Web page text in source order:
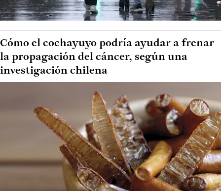
Cómo el cochayuyo podría ayudar a frenar
la propagación del cáncer, según una
investigación chilena